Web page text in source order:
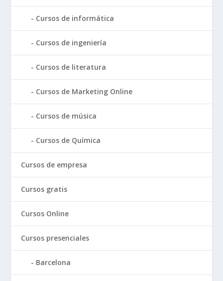
Cursos de informática
Cursos de ingeniería
Cursos de literatura
Cursos de Marketing Online
Cursos de música
Cursos de Química
Cursos de empresa
Cursos gratis
Cursos Online
Cursos presenciales
Barcelona